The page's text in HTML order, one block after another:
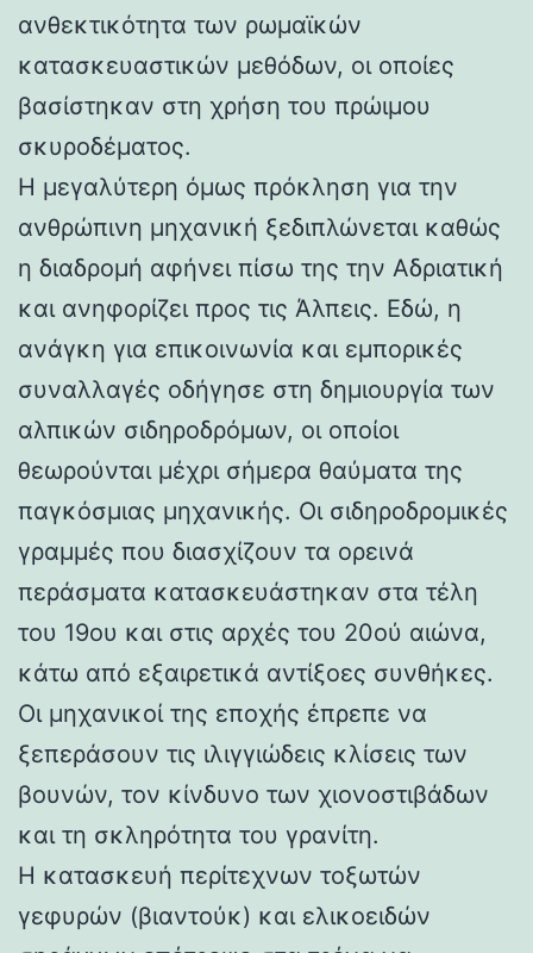
ανθεκτικότητα των ρωμαϊκών
κατασκευαστικών μεθόδων, οι οποίες
βασίστηκαν στη χρήση του πρώιμου
σκυροδέματος.
Η μεγαλύτερη όμως πρόκληση για την
ανθρώπινη μηχανική ξεδιπλώνεται καθώς
η διαδρομή αφήνει πίσω της την Αδριατική
και ανηφορίζει προς τις Άλπεις. Εδώ, η
ανάγκη για επικοινωνία και εμπορικές
συναλλαγές οδήγησε στη δημιουργία των
αλπικών σιδηροδρόμων, οι οποίοι
θεωρούνται μέχρι σήμερα θαύματα της
παγκόσμιας μηχανικής. Οι σιδηροδρομικές
γραμμές που διασχίζουν τα ορεινά
περάσματα κατασκευάστηκαν στα τέλη
του 19ου και στις αρχές του 20ού αιώνα,
κάτω από εξαιρετικά αντίξοες συνθήκες.
Οι μηχανικοί της εποχής έπρεπε να
ξεπεράσουν τις ιλιγγιώδεις κλίσεις των
βουνών, τον κίνδυνο των χιονοστιβάδων
και τη σκληρότητα του γρανίτη.
Η κατασκευή περίτεχνων τοξωτών
γεφυρών (βιαντούκ) και ελικοειδών